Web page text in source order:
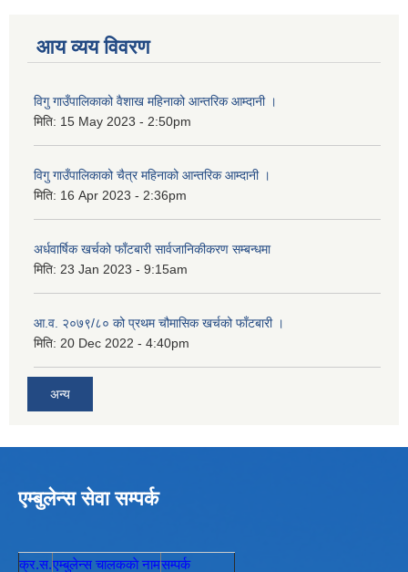
आय व्यय विवरण
विगु गाउँपालिकाको वैशाख महिनाको आन्तरिक आम्दानी ।
मिति: 15 May 2023 - 2:50pm
विगु गाउँपालिकाको चैत्र महिनाको आन्तरिक आम्दानी ।
मिति: 16 Apr 2023 - 2:36pm
अर्धवार्षिक खर्चको फाँटबारी सार्वजानिकीकरण सम्बन्धमा
मिति: 23 Jan 2023 - 9:15am
आ.व. २०७९/८० को प्रथम चौमासिक खर्चको फाँटबारी ।
मिति: 20 Dec 2022 - 4:40pm
अन्य
एम्बुलेन्स सेवा सम्पर्क
क्र.स.एम्बुलेन्स चालककाे नामसम्पर्क